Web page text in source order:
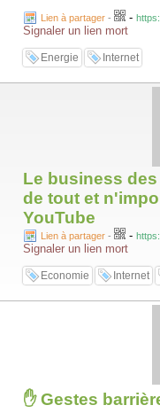
Lien à partager - -
Signaler un lien mort
Energie Internet
Le business
de tout et
YouTube
Lien à partager - -
Signaler un lien mort
Economie Internet
✋ Gestes